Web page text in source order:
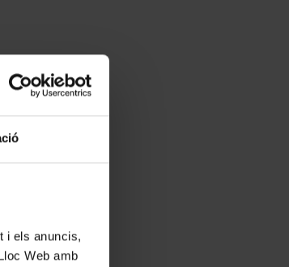
i els anuncis,
Web amb